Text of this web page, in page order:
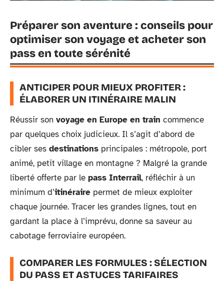
Préparer son aventure : conseils pour
optimiser son voyage et acheter son
pass en toute sérénité
ANTICIPER POUR MIEUX PROFITER :
ÉLABORER UN ITINÉRAIRE MALIN
Réussir son voyage en Europe en train commence
par quelques choix judicieux. Il s’agit d’abord de
cibler ses destinations principales : métropole, port
animé, petit village en montagne ? Malgré la grande
liberté offerte par le pass Interrail, réfléchir à un
minimum d’itinéraire permet de mieux exploiter
chaque journée. Tracer les grandes lignes, tout en
gardant la place à l’imprévu, donne sa saveur au
cabotage ferroviaire européen.
COMPARER LES FORMULES : SÉLECTION
DU PASS ET ASTUCES TARIFAIRES